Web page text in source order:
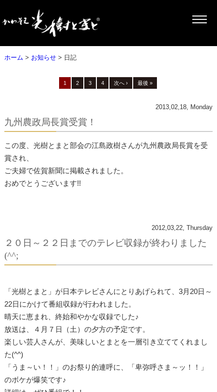
ホーム > お知らせ> 日記
1 2 3 4 次へ › 最後 »
2013,02,18, Monday
九州農政局長賞受賞！
この度、光樹とまと部会の江島政樹さんが九州農政局長賞を受
賞され、
ご夫婦で佐賀新聞に掲載されました。
おめでとうございます!!
2012,03,22, Thursday
２０日～２２日までのテレビ収録が終わりました
(^^;
「光樹とまと」が日本テレビさんにとりあげられて、3月20日～
22日にかけて番組収録が行われました。
晴天に恵まれ、終始和やかな収録でした♪
放送は、４月７日（土）の夕方の予定です。
楽しい芸人さんが、美味しいとまとを一層引き立ててくれまし
た(^^)
「うま～い！！」のお祭り的連呼に、「卑弥呼さま～ッ！！」
のボケが爆笑です♪